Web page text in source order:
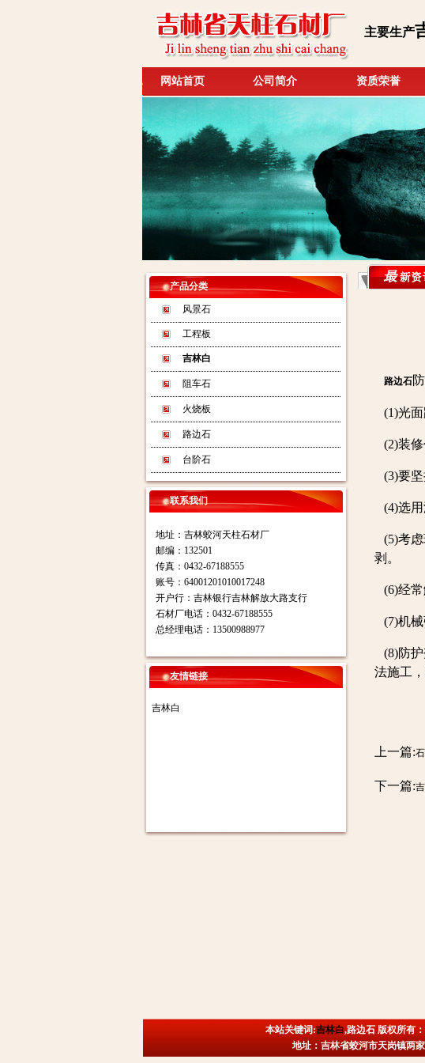
主要生产
网站首页 公司简介 资质荣誉
产品分类
风景石
工程板
吉林白
阻车石
火烧板
路边石
台阶石
联系我们
地址：吉林蛟河天柱石材厂
邮编：132501
传真：0432-67188555
账号：64001201010017248
开户行：吉林银行吉林解放大路支行
石材厂电话：0432-67188555
总经理电话：13500988977
友情链接
吉林白
路边石
(1)光面
(2)装修
(3)要坚
(4)选用
(5)考虑
剥。
(6)经常
(7)机械
(8)防
法施工
上一篇:
下一篇:
本站关键词:吉林白,路边石 版权所有
地址：吉林省蛟河市天岗镇